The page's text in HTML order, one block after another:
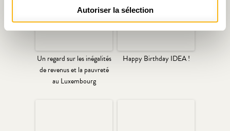
Autoriser la sélection
Un regard sur les inégalités
de revenus et la pauvreté
au Luxembourg
Happy Birthday IDEA !